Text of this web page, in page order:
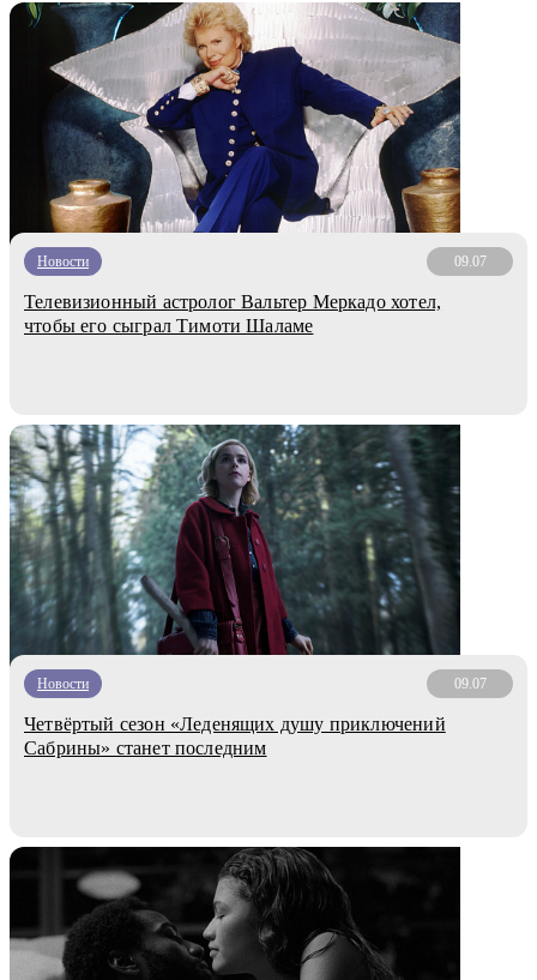
Новости 09.07
Телевизионный астролог Вальтер Меркадо хотел,
чтобы его сыграл Тимоти Шаламе
Новости 09.07
Четвёртый сезон «Леденящих душу приключений
Сабрины» станет последним